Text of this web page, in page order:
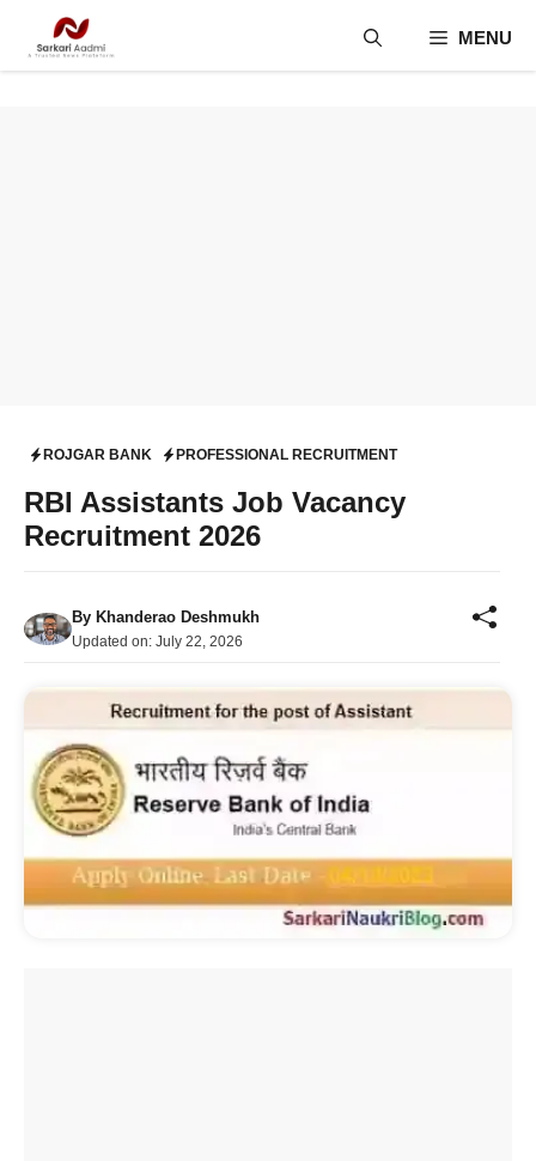
MENU
ROJGAR BANK PROFESSIONAL RECRUITMENT
RBI Assistants Job Vacancy
Recruitment 2026
By Khanderao Deshmukh
Updated on: July 22, 2026